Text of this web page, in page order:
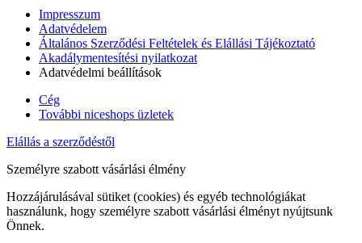
Impresszum
Adatvédelem
Általános Szerződési Feltételek és Elállási Tájékoztató
Akadálymentesítési nyilatkozat
Adatvédelmi beállítások
Cég
További niceshops üzletek
Elállás a szerződéstől
Személyre szabott vásárlási élmény
Hozzájárulásával sütiket (cookies) és egyéb technológiákat
használunk, hogy személyre szabott vásárlási élményt nyújtsunk
Önnek.